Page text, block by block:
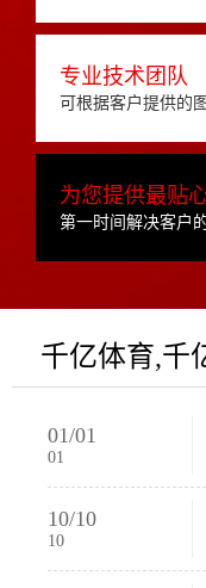
专业技术团队
可根据客户提供的
为您提供最贴
第一时间解决客户
千亿体育,千
01/01
01
10/10
10